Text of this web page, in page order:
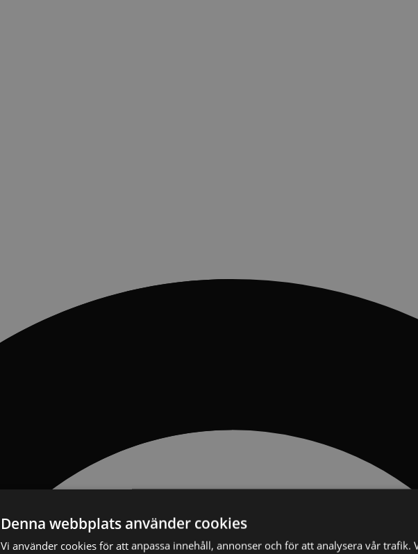
Denna webbplats använder cookies
Vi använder cookies för att anpassa innehåll, annonser och för att analysera vår trafik.